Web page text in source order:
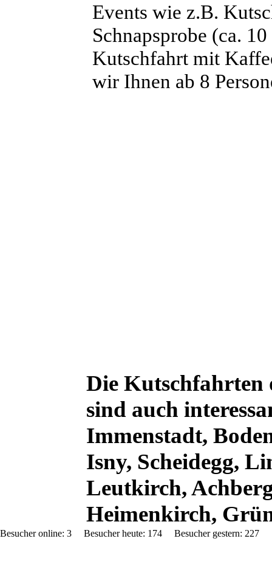
Events wie z.B.
Schnapsprobe (ca.
Kutschfahrt mit
wir Ihnen ab 8
Die Kutschfahrten
sind auch
Immenstadt,
Isny, Scheidegg,
Leutkirch,
Heimenkirch,
Besucher online: 3 Besucher heute: 174 Besucher gestern: